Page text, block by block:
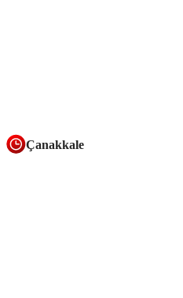
Çanakkale